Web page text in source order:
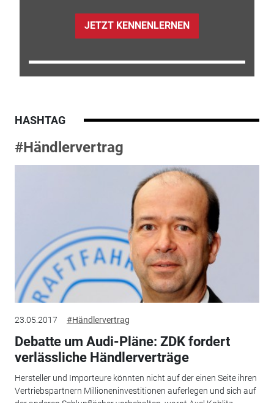
JETZT KENNENLERNEN
HASHTAG
#Händlervertrag
23.05.2017 #Händlervertrag
Debatte um Audi-Pläne: ZDK fordert
verlässliche Händlerverträge
Hersteller und Importeure könnten nicht auf der einen Seite ihren
Vertriebspartnern Millioneninvestitionen auferlegen und sich auf